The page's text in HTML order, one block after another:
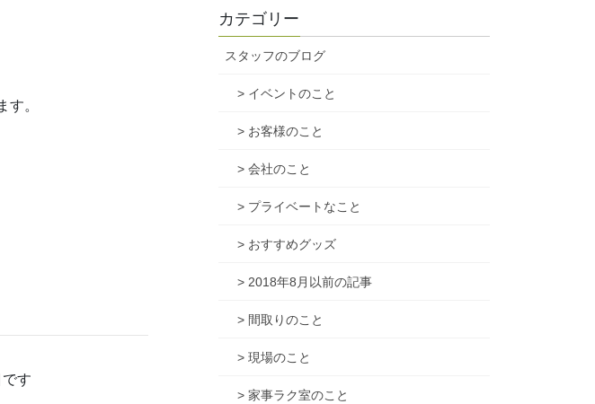
。
す
カテゴリー
スタッフのブログ
> イベントのこと
> お客様のこと
> 会社のこと
> プライベートなこと
> おすすめグッズ
> 2018年8月以前の記事
> 間取りのこと
> 現場のこと
> 家事ラク室のこと